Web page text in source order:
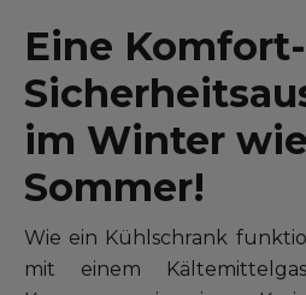
Online-Kostenvoranschlag
Die Marke
Leistungen
Angebote
Neuigkeiten
Unser Sortiment
Eine
im Winter
Sommer!
Wie ein Kühlschrank
mit einem